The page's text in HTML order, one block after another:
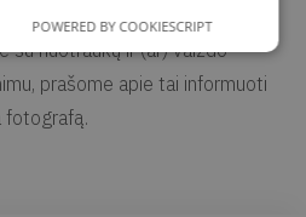
būti fotografuojami ir (ar)
su nuotraukų ir (ar) vaizdo
prašome apie tai informuoti
fotografą.
POWERED BY COOKIESCRIPT